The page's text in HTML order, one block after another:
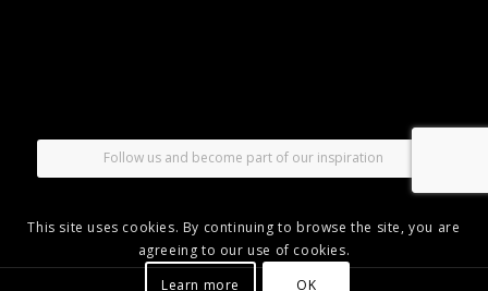
Follow us and become part of our inspiration
This site uses cookies. By continuing to browse the site, you are
agreeing to our use of cookies.
Learn more
OK